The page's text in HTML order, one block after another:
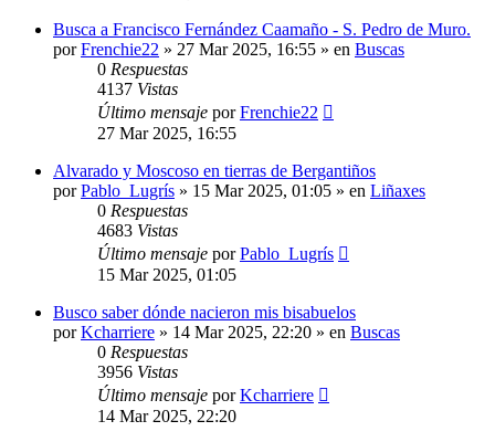
Busca a Francisco Fernández Caamaño - S. Pedro de Muro.
porFrenchie22 » 27 Mar 2025, 16:55 » en Buscas
0 Respuestas
4137 Vistas
Último mensaje porFrenchie22
27 Mar 2025, 16:55
Alvarado y Moscoso en tierras de Bergantiños
porPablo_Lugrís » 15 Mar 2025, 01:05 » en Liñaxes
0 Respuestas
4683 Vistas
Último mensaje porPablo_Lugrís
15 Mar 2025, 01:05
Busco saber dónde nacieron mis bisabuelos
porKcharriere » 14 Mar 2025, 22:20 » en Buscas
0 Respuestas
3956 Vistas
Último mensaje porKcharriere
14 Mar 2025, 22:20